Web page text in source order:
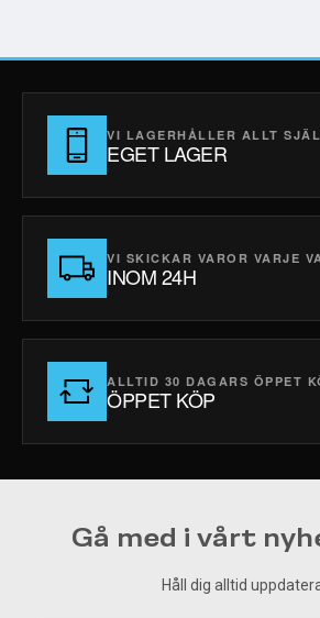
VI LAGERHÅLLER ALLT
EGET LAGER
VI SKICKAR VAROR VARJE
INOM 24H
ALLTID 30 DAGARS ÖPPET
ÖPPET KÖP
Gå med i vårt
Håll dig alltid